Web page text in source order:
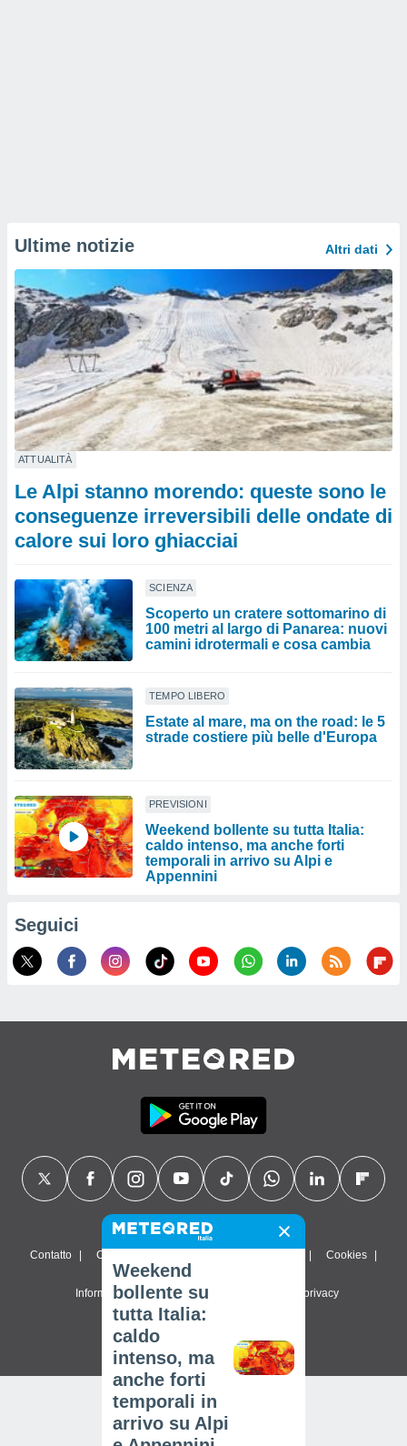
Ultime notizie Altri dati
ATTUALITÀ
Le Alpi stanno morendo: queste sono le
conseguenze irreversibili delle ondate di
calore sui loro ghiacciai
SCIENZA
Scoperto un cratere sottomarino di
100 metri al largo di Panarea: nuovi
camini idrotermali e cosa cambia
TEMPO LIBERO
Estate al mare, ma on the road: le 5
strade costiere più belle d'Europa
PREVISIONI
Weekend bollente su tutta Italia:
caldo intenso, ma anche forti
temporali in arrivo su Alpi e
Appennini
Seguici
Contatto Chi siamo Cookies
Informativa sulla privacy Impostazioni sulla privacy
© 2026 Meteored. Tutti i diritti riservati
Weekend
bollente su
tutta Italia:
caldo
intenso, ma
anche forti
temporali in
arrivo su Alpi